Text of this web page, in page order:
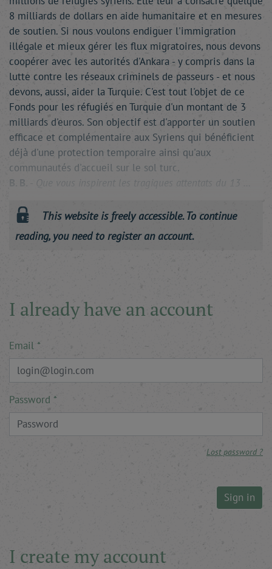
8 milliards de dollars en aide humanitaire et en mesures
de soutien. Si nous voulons endiguer l'immigration
illégale et mieux gérer les flux migratoires, nous devons
coopérer avec les autorités d'Ankara - y compris dans la
lutte contre les réseaux criminels de passeurs - et nous
devons, aussi, aider la Turquie. C'est tout l'objet de ce
Fonds pour les réfugiés en Turquie d'un montant de 3
milliards d'euros. Son objectif est d'apporter un soutien
efficace et complémentaire aux Syriens qui bénéficient
déjà d'une protection temporaire ainsi qu'aux
communautés d'accueil sur le sol turc.
B. B.
Que vous inspirent les tragiques attentats du 13 …
This website is freely accessible. To continue
reading, you need to register an account.
I already have an account
Email
Password
Lost password ?
Sign in
I create my account